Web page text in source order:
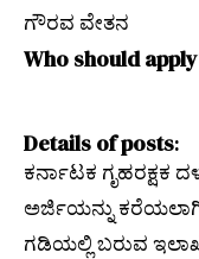
ಗೌರವ ವೇತನ
Who should apply
Details of posts:
ಕರ್ನಾಟಕ ಗೃಹರಕ್ಷಕ
ಅರ್ಜಿಯನ್ನು
ಗಡಿಯಲ್ಲಿ ಬರುವ